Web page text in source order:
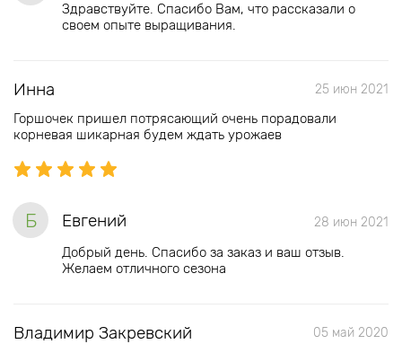
Здравствуйте. Спасибо Вам, что рассказали о
своем опыте выращивания.
Инна 25 июн 2021
Горшочек пришел потрясающий очень порадовали
корневая шикарная будем ждать урожаев
Б Евгений 28 июн 2021
Добрый день. Спасибо за заказ и ваш отзыв.
Желаем отличного сезона
Владимир Закревский 05 май 2020